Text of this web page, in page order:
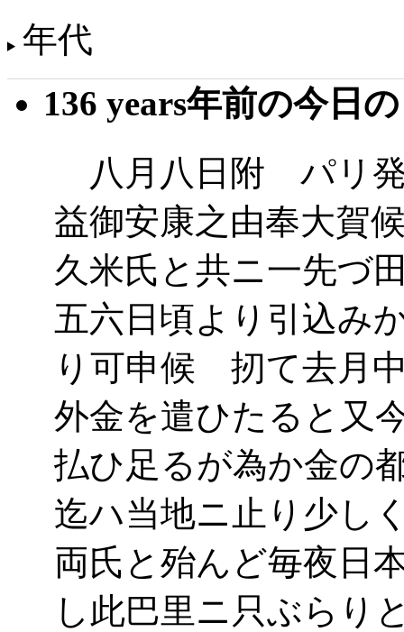
年代
136 years年前の今日
八月八日附 パリ
益御安康之由奉大賀
久米氏と共ニ一先づ
五六日頃より引込み
り可申候 扨て去月
外金を遣ひたると又
払ひ足るが為か金の
迄ハ当地ニ止り少し
両氏と殆んど毎夜日
し此巴里ニ只ぶらり